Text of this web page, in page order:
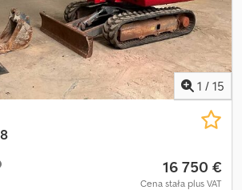
1 / 15
16 750 €
Cena stała plus VAT